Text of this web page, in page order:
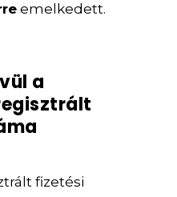
emelkedett.
a
fizetési